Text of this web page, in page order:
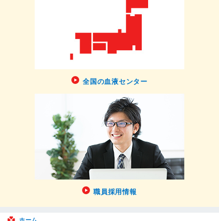
全国の血液センター
職員採用情報